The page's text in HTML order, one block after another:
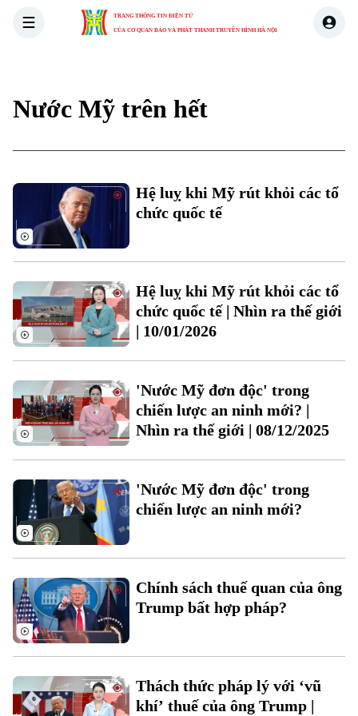
TRANG THÔNG TIN ĐIỆN TỬ
CỦA CƠ QUAN BÁO VÀ PHÁT THANH TRUYỀN HÌNH HÀ NỘI
Xu hướng
Chuyên mục
Thời sự
Nước Mỹ trên hết
Hệ luỵ khi Mỹ rút khỏi các tổ
chức quốc tế
Hệ luỵ khi Mỹ rút khỏi các tổ
chức quốc tế | Nhìn ra thế giới
| 10/01/2026
'Nước Mỹ đơn độc' trong
chiến lược an ninh mới? |
Nhìn ra thế giới | 08/12/2025
'Nước Mỹ đơn độc' trong
chiến lược an ninh mới?
Chính sách thuế quan của ông
Trump bất hợp pháp?
Thách thức pháp lý với ‘vũ
khí’ thuế của ông Trump |